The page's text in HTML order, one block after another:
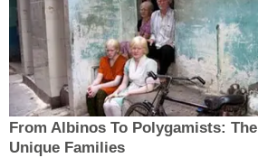
From Albinos To Polygamists:
Unique Families